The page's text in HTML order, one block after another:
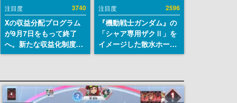
注目度 3740
Xの収益分配プログラム
が9月7日をもって終了
へ。新たな収益化制度
「Original Content
注目度 2596
『機動戦士ガンダム』の
「シャア専用ザクⅡ」を
イメージした散水ホース
リールが予約開始。本体
エンブレム、型式番号な
どを配置